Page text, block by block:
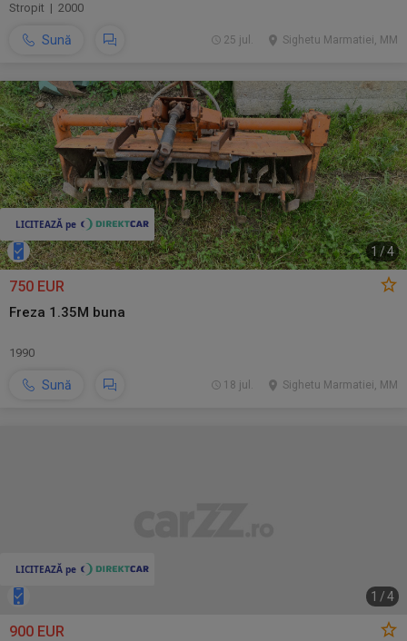
Stropit | 2000
Sună Sighetu Marmatiei, MM
25 jul.
1 /4
750 EUR
Freza 1.35M buna
1990
Sună Sighetu Marmatiei, MM
18 jul.
1 /4
900 EUR